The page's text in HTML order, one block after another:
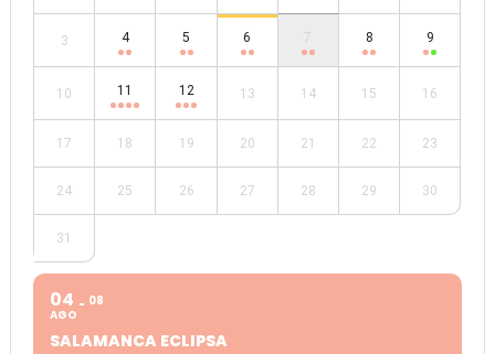
3 4 5 6 7 8 9
10 11 12 13 14 15 16
17 18 19 20 21 22 23
24 25 26 27 28 29 30
31
04
AGO
08
SALAMANCA ECLIPSA